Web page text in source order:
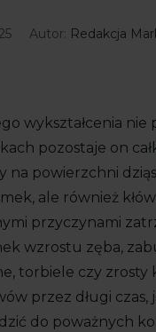
Autor: Redakcja
wykształcenia nie
pozostaje on
powierzchni
ale również
przyczynami
wzrostu zęba,
torbiele czy zrosty
przez długi czas,
do poważnych